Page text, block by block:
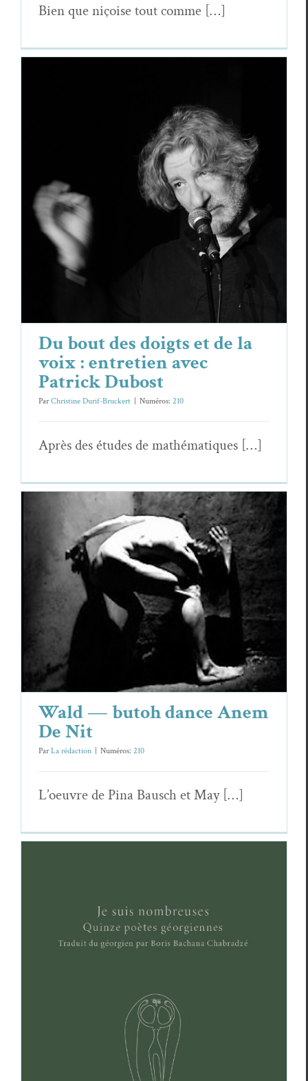
Bien que niçoise tout comme […]
Du bout des doigts et de la voix :
entretien avec Patrick Dubost
Patrick Dubost
Du bout des doigts et de la
voix : entretien avec
Patrick Dubost
ParChristine Durif-Bruckert Numéros: 210
Après des études de mathématiques […]
Wald — butoh dance Anem De Nit
Essais & Chroniques Wald
Wald — butoh dance Anem
De Nit
ParLa rédaction Numéros: 210
L’oeu­vre de Pina Bausch et May […]
Elles sont nombreuses: quinze poètes
géorgiennes
Essais & Chroniques